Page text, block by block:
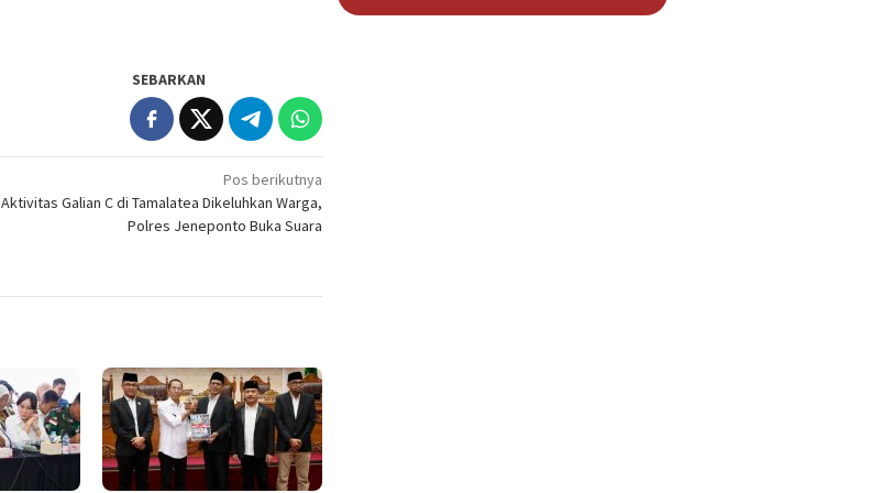
SEBARKAN
Pos berikutnya
Aktivitas Galian C di Tamalatea Dikeluhkan Warga,
Polres Jeneponto Buka Suara